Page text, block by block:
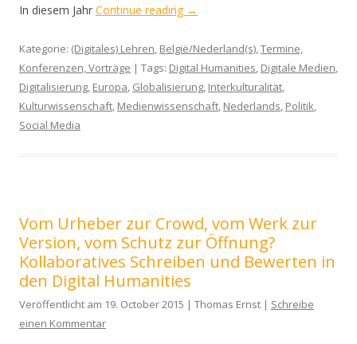
In diesem Jahr Continue reading →
Kategorie: (Digitales) Lehren, België/Nederland(s),Termine,
Konferenzen, Vorträge | Tags: Digital Humanities, Digitale Medien,
Digitalisierung, Europa, Globalisierung, Interkulturalität,
Kulturwissenschaft, Medienwissenschaft, Nederlands, Politik,
Social Media
Vom Urheber zur Crowd, vom Werk zur
Version, vom Schutz zur Öffnung?
Kollaboratives Schreiben und Bewerten in
den Digital Humanities
Veröffentlicht am 19. October 2015 | Thomas Ernst | Schreibe
einen Kommentar